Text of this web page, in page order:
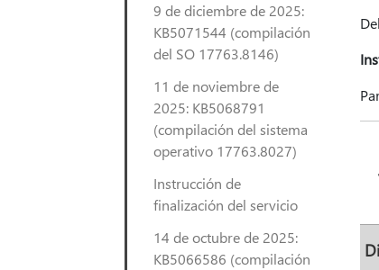
9 de diciembre de 2025:
KB5071544 (compilación
del SO 17763.8146)
11 de noviembre de
2025: KB5068791
(compilación del sistema
operativo 17763.8027)
Instrucción de
finalización del servicio
14 de octubre de 2025:
KB5066586 (compilación